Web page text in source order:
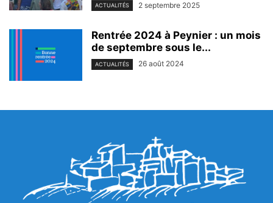
ACTUALITÉS 2 septembre 2025
Rentrée 2024 à Peynier : un mois
de septembre sous le...
ACTUALITÉS 26 août 2024